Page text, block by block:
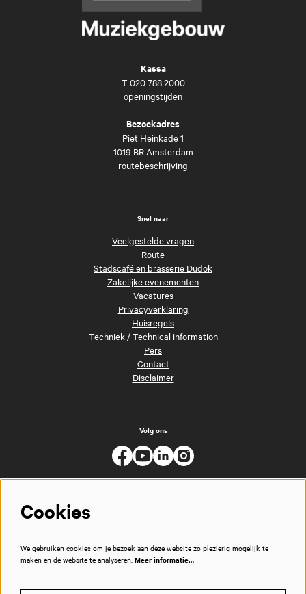
Kassa
T 020 788 2000
openingstijden
Bezoekadres
Piet Heinkade 1
1019 BR Amsterdam
routebeschrijving
Snel naar
Veelgestelde vragen
Route
Stadscafé en brasserie Dudok
Zakelijke evenementen
Vacatures
Privacyverklaring
Huisregels
Techniek/Technical information
Pers
Contact
Disclaimer
Volg ons
Cookies
We gebruiken cookies om je bezoek aan deze website zo plezierig mogelijk te
maken en de website te analyseren. Meer informatie…